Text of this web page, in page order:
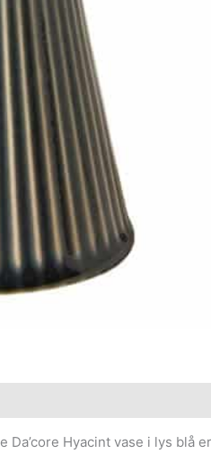
Da’core Hyacint vase i lys